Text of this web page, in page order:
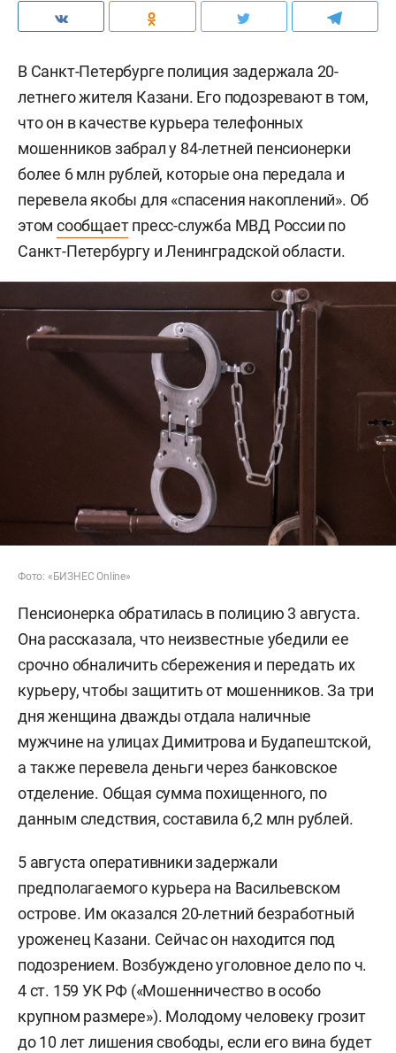
В Санкт-Петербурге полиция задержала 20-
летнего жителя Казани. Его подозревают в том,
что он в качестве курьера телефонных
мошенников забрал у 84-летней пенсионерки
более 6 млн рублей, которые она передала и
перевела якобы для «спасения накоплений». Об
этом сообщаетпресс-служба МВД России по
Санкт-Петербургу и Ленинградской области.
Фото: «БИЗНЕС Online»
Пенсионерка обратилась в полицию 3 августа.
Она рассказала, что неизвестные убедили ее
срочно обналичить сбережения и передать их
курьеру, чтобы защитить от мошенников. За три
дня женщина дважды отдала наличные
мужчине на улицах Димитрова и Будапештской,
а также перевела деньги через банковское
отделение. Общая сумма похищенного, по
данным следствия, составила 6,2 млн рублей.
5 августа оперативники задержали
предполагаемого курьера на Васильевском
острове. Им оказался 20-летний безработный
уроженец Казани. Сейчас он находится под
подозрением. Возбуждено уголовное дело по ч.
4 ст. 159 УК РФ («Мошенничество в особо
крупном размере»). Молодому человеку грозит
до 10 лет лишения свободы, если его вина будет